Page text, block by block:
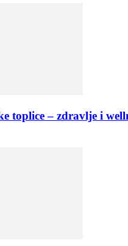
toplice – zdravlje i